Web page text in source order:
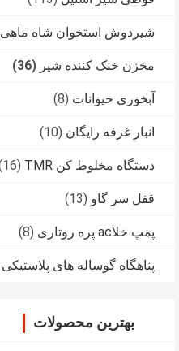
شیردوش استخوان شاه ماهی
مخزن خنک کننده شیر (36)
آبخوری حیوانات (8)
انبار غرفه رایگان (10)
دستگاه مخلوط کن TMR (16)
قفل سر گاو (13)
پمپ خلاac پره روتاری (8)
پناهگاه گوساله های پلاستیکی
بهترین محصولات